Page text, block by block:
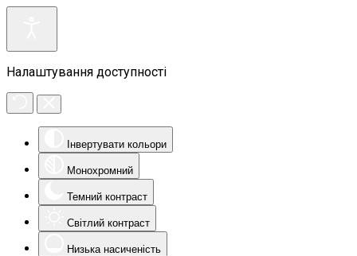
Налаштування доступності
Інвертувати кольори
Монохромний
Темний контраст
Світлий контраст
Низька насиченість